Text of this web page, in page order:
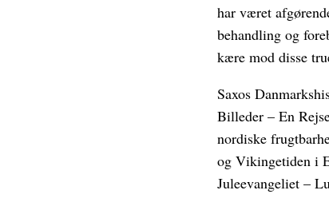
har været
behandling og
kære mod disse
Saxos
Billeder – En
nordiske
og Vikingetiden i
Juleevangeliet –